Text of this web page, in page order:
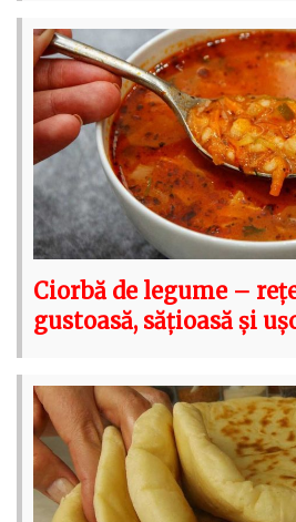
Ciorbă de legume –
gustoasă, sățioasă și